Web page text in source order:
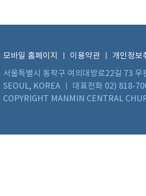
모바일 홈페이지 이용약관
개인정보
서울특별시 동작구 여의대방로22길 73
SEOUL, KOREA ㅣ 대표전화 02) 818-
COPYRIGHT MANMIN CENTRAL